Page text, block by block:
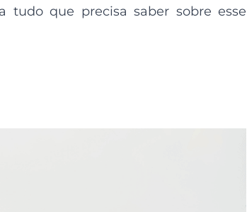
tudo que precisa saber sobre esse